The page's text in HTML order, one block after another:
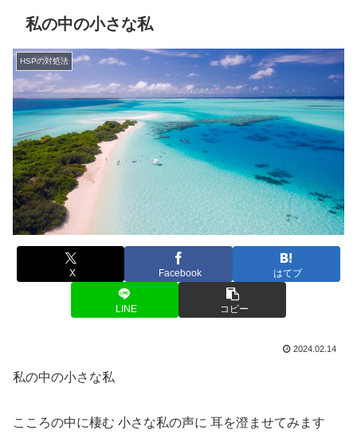
私の中の小さな私
HSPの対処法
X Facebook はてブ
LINE コピー
2024.02.14
私の中の小さな私
こころの中に棲む 小さな私の声に 耳を澄ませてみます